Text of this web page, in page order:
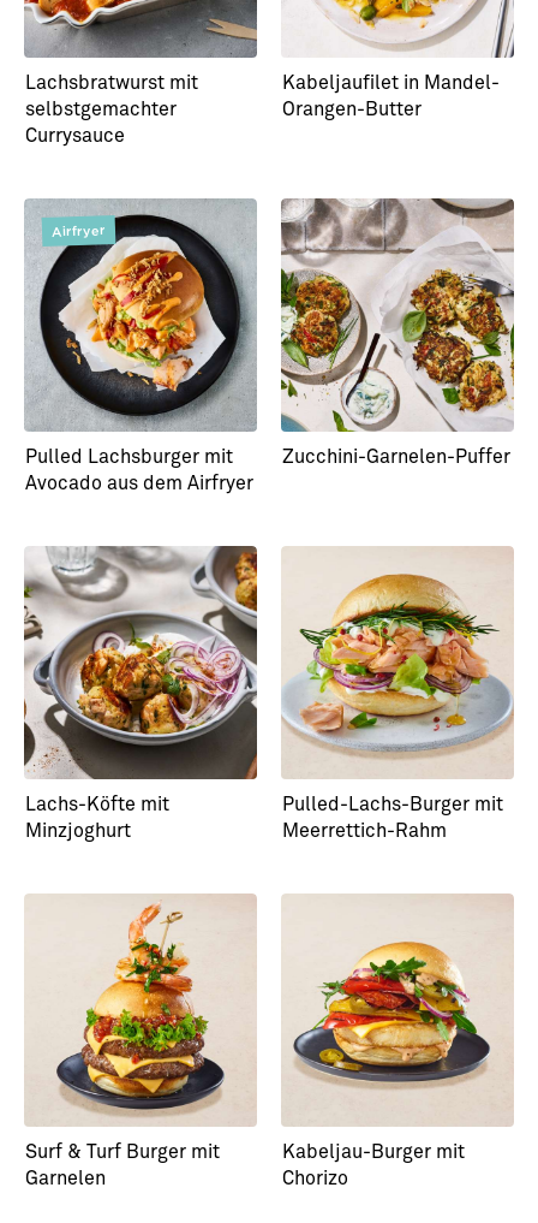
Lachsbratwurst mit
selbstgemachter
Currysauce
Kabeljaufilet in Mandel-
Orangen-Butter
Airfryer
Pulled Lachsburger mit
Avocado aus dem Airfryer
Zucchini-Garnelen-Puffer
Lachs-Köfte mit
Minzjoghurt
Pulled-Lachs-Burger mit
Meerrettich-Rahm
Surf & Turf Burger mit
Garnelen
Kabeljau-Burger mit
Chorizo